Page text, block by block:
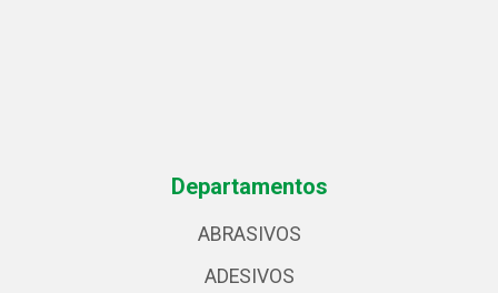
Departamentos
ABRASIVOS
ADESIVOS